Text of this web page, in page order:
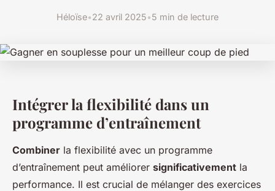
Héloïse•22 avril 2025•5 min de lecture
Intégrer la flexibilité dans un
programme d’entraînement
Combiner la flexibilité avec un programme
d’entraînement peut améliorer significativement la
performance. Il est crucial de mélanger des exercices